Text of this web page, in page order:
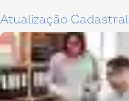
Atualização Cadastral